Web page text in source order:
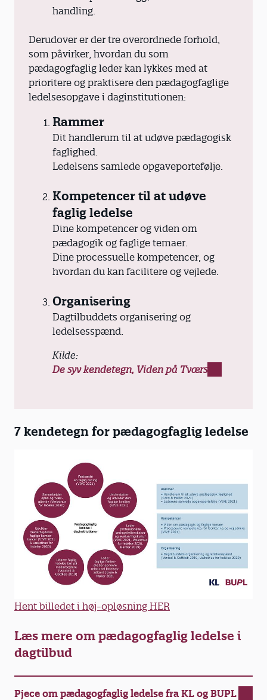
handling.
Derudover er der tre overordnede forhold,
som påvirker, hvordan du som
pædagogfaglig leder kan lykkes med at
prioritere og praktisere den pædagogfaglige
ledelsesopgave i daginstitutionen:
Rammer
Dit handlerum til at udøve pædagogisk
faglighed.
Ledelsens samlede opgaveportefølje.
Kompetencer til at udøve
faglig ledelse
Dine kompetencer og viden om
pædagogik og faglige temaer.
Dine processuelle kompetencer, og
hvordan du kan facilitere og vejlede.
Organisering
Dagtilbuddets organisering og
ledelsesspænd.
Kilde:
De syv kendetegn, Viden på Tværs
7 kendetegn for pædagogfaglig ledelse
Hent billedet i høj-opløsning HER
Læs mere om pædagogfaglig ledelse i
dagtilbud
Pjece om pædagogfaglig ledelse fra KL og BUPL